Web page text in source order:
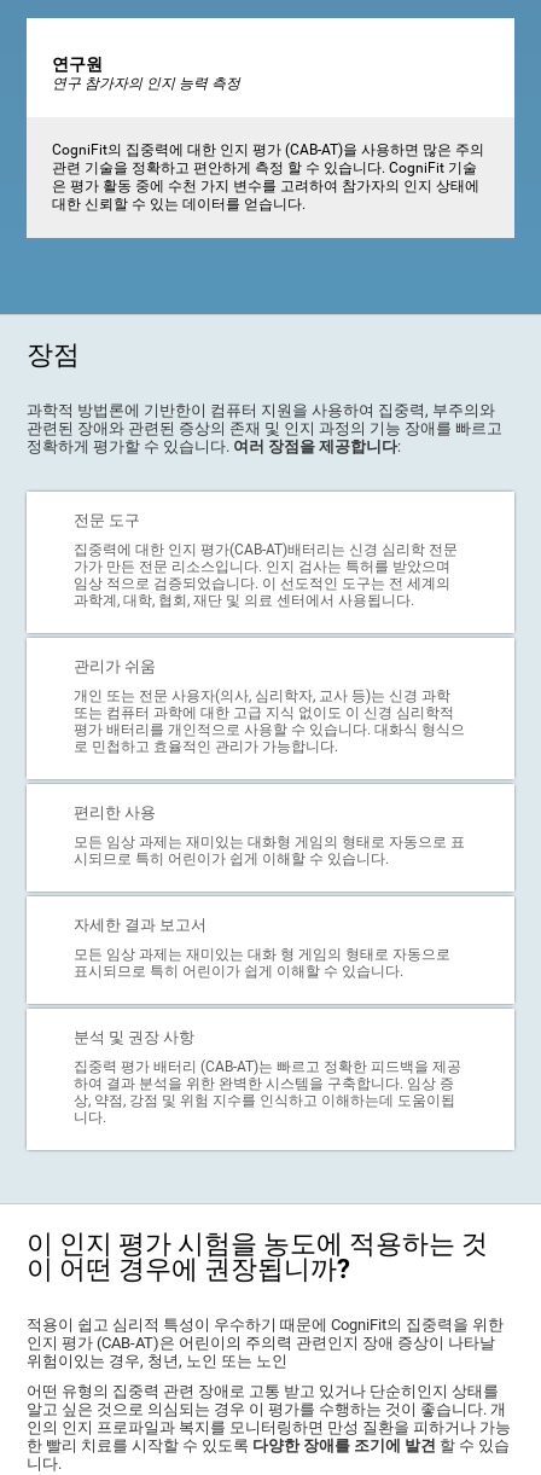
연구원
연구 참가자의 인지 능력 측정
CogniFit의 집중력에 대한 인지 평가 (CAB-AT)을 사용하면 많은 주의
관련 기술을 정확하고 편안하게 측정 할 수 있습니다. CogniFit 기술
은 평가 활동 중에 수천 가지 변수를 고려하여 참가자의 인지 상태에
대한 신뢰할 수 있는 데이터를 얻습니다.
장점
과학적 방법론에 기반한이 컴퓨터 지원을 사용하여 집중력, 부주의와
관련된 장애와 관련된 증상의 존재 및 인지 과정의 기능 장애를 빠르고
정확하게 평가할 수 있습니다. 여러 장점을 제공합니다:
전문 도구
집중력에 대한 인지 평가(CAB-AT)배터리는 신경 심리학 전문
가가 만든 전문 리소스입니다. 인지 검사는 특허를 받았으며
임상 적으로 검증되었습니다. 이 선도적인 도구는 전 세계의
과학계, 대학, 협회, 재단 및 의료 센터에서 사용됩니다.
관리가 쉬움
개인 또는 전문 사용자(의사, 심리학자, 교사 등)는 신경 과학
또는 컴퓨터 과학에 대한 고급 지식 없이도 이 신경 심리학적
평가 배터리를 개인적으로 사용할 수 있습니다. 대화식 형식으
로 민첩하고 효율적인 관리가 가능합니다.
편리한 사용
모든 임상 과제는 재미있는 대화형 게임의 형태로 자동으로 표
시되므로 특히 어린이가 쉽게 이해할 수 있습니다.
자세한 결과 보고서
모든 임상 과제는 재미있는 대화 형 게임의 형태로 자동으로
표시되므로 특히 어린이가 쉽게 이해할 수 있습니다.
분석 및 권장 사항
집중력 평가 배터리 (CAB-AT)는 빠르고 정확한 피드백을 제공
하여 결과 분석을 위한 완벽한 시스템을 구축합니다. 임상 증
상, 약점, 강점 및 위험 지수를 인식하고 이해하는데 도움이됩
니다.
이 인지 평가 시험을 농도에 적용하는 것
이 어떤 경우에 권장됩니까?
적용이 쉽고 심리적 특성이 우수하기 때문에 CogniFit의 집중력을 위한
인지 평가 (CAB-AT)은 어린이의 주의력 관련인지 장애 증상이 나타날
위험이있는 경우, 청년, 노인 또는 노인
어떤 유형의 집중력 관련 장애로 고통 받고 있거나 단순히인지 상태를
알고 싶은 것으로 의심되는 경우 이 평가를 수행하는 것이 좋습니다. 개
인의 인지 프로파일과 복지를 모니터링하면 만성 질환을 피하거나 가능
한 빨리 치료를 시작할 수 있도록 다양한 장애를 조기에 발견 할 수 있습
니다.